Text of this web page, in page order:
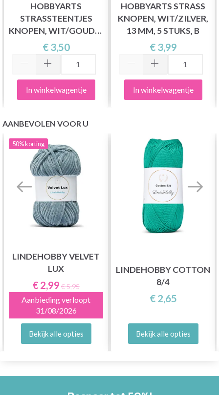
HOBBYARTS
STRASSTEENTJES
KNOPEN, WIT/GOUD, 9
MM, 5 STUKS
€ 3,50
In winkelwagentje
HOBBYARTS STRASS
KNOPEN, WIT/ZILVER,
13 MM, 5 STUKS, B
€ 3,99
In winkelwagentje
AANBEVOLEN VOOR U
50%korting
LINDEHOBBY VELVET
LUX
€ 2,99 € 5,95
Aanbieding verloopt
31/08/2026
Bekijk alle opties
LINDEHOBBY COTTON
8/4
€ 2,65
Bekijk alle opties